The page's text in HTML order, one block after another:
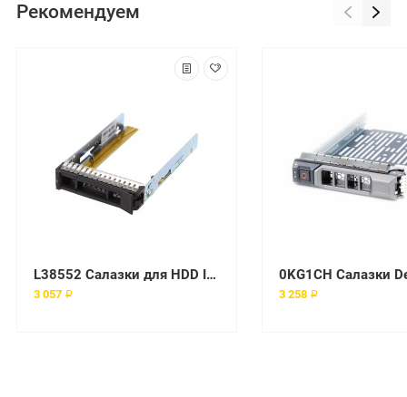
Рекомендуем
L38552 Салазки для HDD IBM 2.5 SATA SAS TRAY CADDY M5 M6 X6
3 057 ₽ 3 258 ₽